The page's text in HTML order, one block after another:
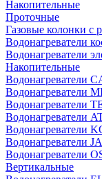
Накопительные
Проточные
Газовые колонки с
Водонагреватели
Водонагреватели
Накопительные
Водонагреватели
Водонагреватели
Водонагреватели
Водонагреватели
Водонагреватели
Водонагреватели
Водонагреватели
Вертикальные